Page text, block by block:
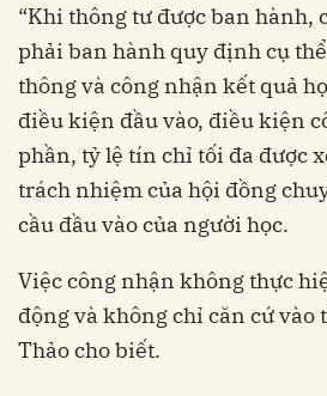
“Khi thông tư được ban hành,
phải ban hành quy định cụ
thông và công nhận kết quả
điều kiện đầu vào, điều kiện
phần, tỷ lệ tín chỉ tối đa được
trách nhiệm của hội đồng
cầu đầu vào của người học.
Việc công nhận không thực
động và không chỉ căn cứ vào
Thảo cho biết.